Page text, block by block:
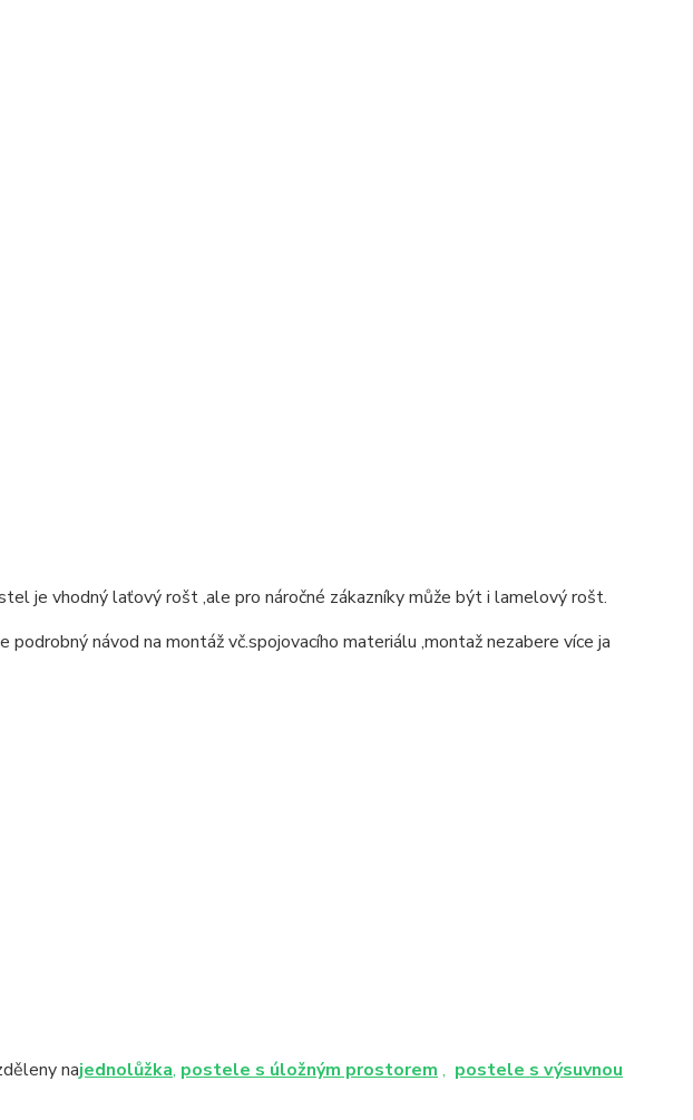
je vhodný laťový rošt ,ale pro náročné zákazníky může být i lamelový rošt.
podrobný návod na montáž vč.spojovacího materiálu ,montaž nezabere více ja
najednolůžka, postele s úložným prostorem , postele s výsuvnou